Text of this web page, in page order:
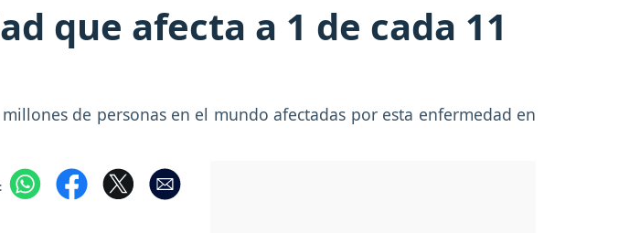
que afecta a 1 de cada 11
de personas en el mundo afectadas por esta enfermedad en